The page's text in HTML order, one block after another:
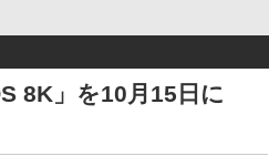
8K」を10月15日に